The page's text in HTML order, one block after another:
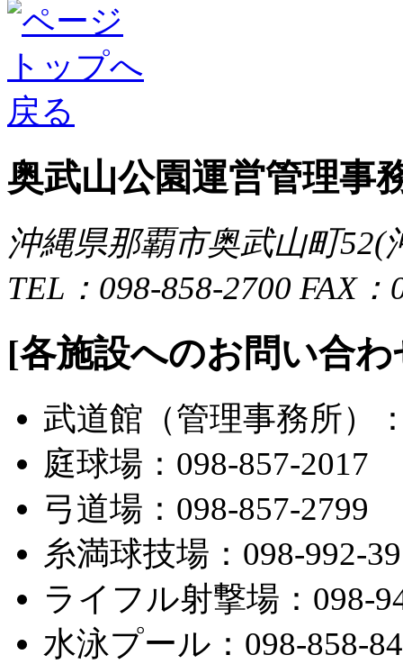
奥武山公園運営管理事
沖縄県那覇市奥武山町52(
TEL：098-858-2700 FAX：
[各施設へのお問い合
武道館（管理事務所）
庭球場：098-857-2017
弓道場：098-857-2799
糸満球技場：098-992-
ライフル射撃場：098-
水泳プール：098-858-